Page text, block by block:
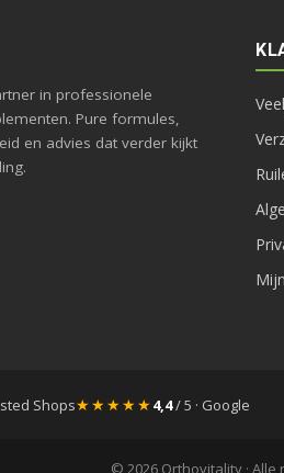
in professionele
Pure formules,
en advies dat verder kijkt
Shops★★★★★4,4/ 5 · Google
© 2026 Orthovitality ·